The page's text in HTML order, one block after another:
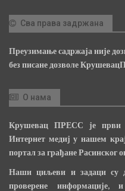
Сва права задржана
Преузимање садржаја није
без писане дозволе
О нама
Крушевац ПРЕСС је први
Интернет медиј у нашем
портал за грађане Расинског
Наши циљеви и задаци су
проверене